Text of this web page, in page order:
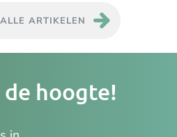
ARTIKELEN
hoogte!